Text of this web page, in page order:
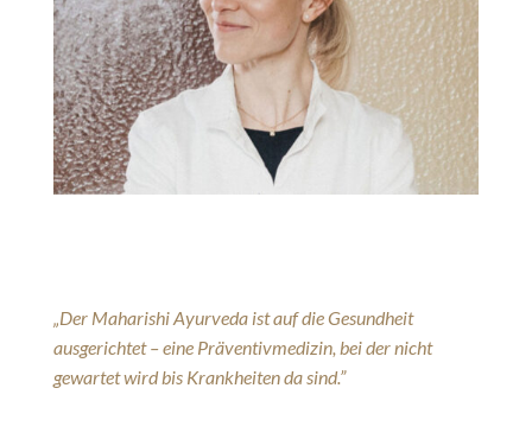
„Der Maharishi Ayurveda ist auf die Gesundheit
ausgerichtet – eine Präventivmedizin, bei der nicht
gewartet wird bis Krankheiten da sind.”